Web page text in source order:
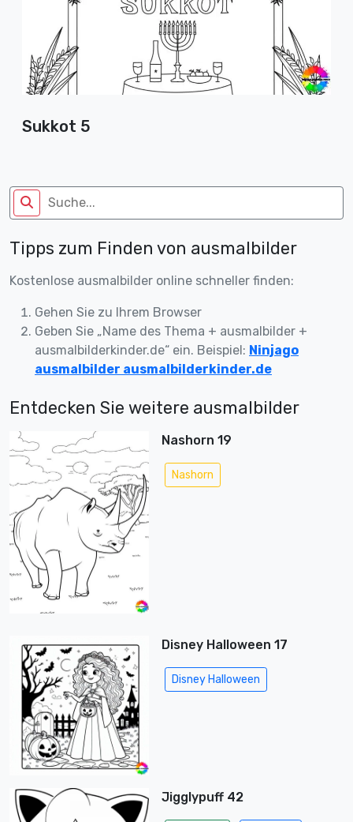
Sukkot 5
Tipps zum Finden von ausmalbilder
Kostenlose ausmalbilder online schneller finden:
Gehen Sie zu Ihrem Browser
Geben Sie „Name des Thema + ausmalbilder +
ausmalbilderkinder.de“ ein. Beispiel: Ninjago
ausmalbilder ausmalbilderkinder.de
Entdecken Sie weitere ausmalbilder
Nashorn 19
Nashorn
Disney Halloween 17
Disney Halloween
Jigglypuff 42